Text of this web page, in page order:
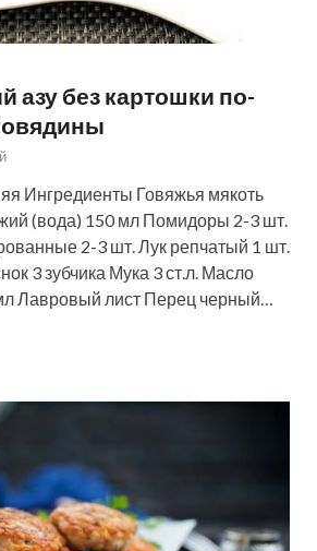
азу без картошки по-
Ингредиенты Говяжья мякоть
(вода) 150 мл Помидоры 2-3 шт.
2-3 шт. Лук репчатый 1 шт.
3 зубчика Мука 3 ст.л. Масло
Лавровый лист Перец черный…